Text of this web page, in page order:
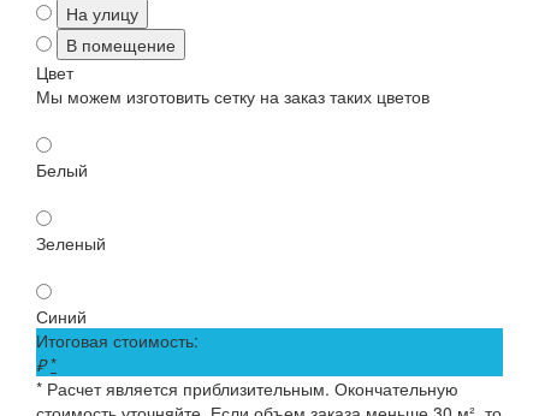
На улицу
В помещение
Цвет
Мы можем изготовить сетку на заказ таких цветов
Белый
Зеленый
Синий
Итоговая стоимость:
₽ *
* Расчет является приблизительным. Окончательную